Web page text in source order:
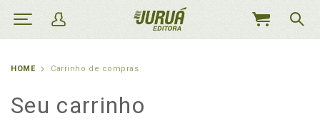
MEU
HOME Carrinho de compras
Seu carrinho